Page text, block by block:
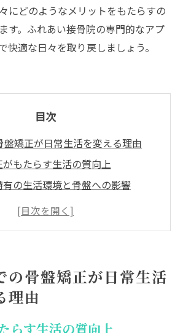
にどのようなメリットをもたらすの
す。ふれあい接骨院の専門的なアプ
快適な日々を取り戻しましょう。
目次
盤矯正が日常生活を変える理由
がもたらす生活の質向上
有の生活環境と骨盤への影響
の骨盤ケアとその利点
の施術がもたらす安心感
もたらす影響と矯正の重要性
みが健康に及ぼす具体的な影響
の骨盤矯正が日常生活
理由